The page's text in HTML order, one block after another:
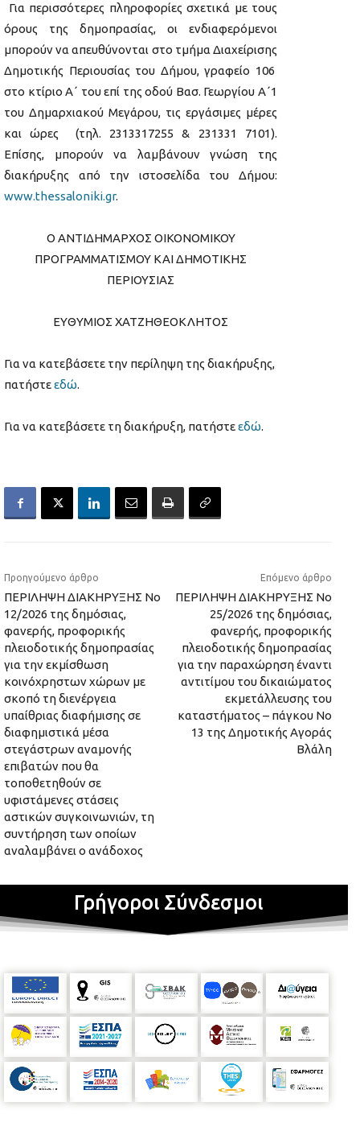
Για περισσότερες πληροφορίες σχετικά με τους
όρους της δημοπρασίας, οι ενδιαφερόμενοι
μπορούν να απευθύνονται στο τμήμα Διαχείρισης
Δημοτικής Περιουσίας του Δήμου, γραφείο 106
στο κτίριο Α΄ του επί της οδού Βασ. Γεωργίου Α΄1
του Δημαρχιακού Μεγάρου, τις εργάσιμες μέρες
και ώρες (τηλ. 2313317255 & 231331 7101).
Επίσης, μπορούν να λαμβάνουν γνώση της
διακήρυξης από την ιστοσελίδα του Δήμου:
www.thessaloniki.gr.
Ο ΑΝΤΙΔΗΜΑΡΧΟΣ ΟΙΚΟΝΟΜΙΚΟΥ
ΠΡΟΓΡΑΜΜΑΤΙΣΜΟΥ ΚΑΙ ΔΗΜΟΤΙΚΗΣ
ΠΕΡΙΟΥΣΙΑΣ
ΕΥΘΥΜΙΟΣ ΧΑΤΖΗΘΕΟΚΛΗΤΟΣ
Για να κατεβάσετε την περίληψη της διακήρυξης,
πατήστεεδώ.
Για να κατεβάσετε τη διακήρυξη, πατήστεεδώ.
Προηγούμενο άρθρο
ΠΕΡΙΛΗΨΗ ΔΙΑΚΗΡΥΞΗΣ Νο
12/2026 της δημόσιας,
φανερής, προφορικής
πλειοδοτικής δημοπρασίας
για την εκμίσθωση
κοινόχρηστων χώρων με
σκοπό τη διενέργεια
υπαίθριας διαφήμισης σε
διαφημιστικά μέσα
στεγάστρων αναμονής
επιβατών που θα
τοποθετηθούν σε
υφιστάμενες στάσεις
αστικών συγκοινωνιών, τη
συντήρηση των οποίων
αναλαμβάνει ο ανάδοχος
Επόμενο άρθρο
ΠΕΡΙΛΗΨΗ ΔΙΑΚΗΡΥΞΗΣ Νο
25/2026 της δημόσιας,
φανερής, προφορικής
πλειοδοτικής δημοπρασίας
για την παραχώρηση έναντι
αντιτίμου του δικαιώματος
εκμετάλλευσης του
καταστήματος – πάγκου Νο
13 της Δημοτικής Αγοράς
Βλάλη
Γρήγοροι Σύνδεσμοι